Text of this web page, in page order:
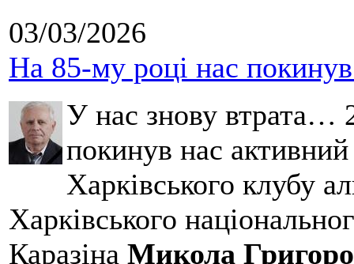
03/03/2026
На 85-му році нас
У нас знову втрата…
покинув нас
Харківського клубу
Харківського
Каразіна Микола